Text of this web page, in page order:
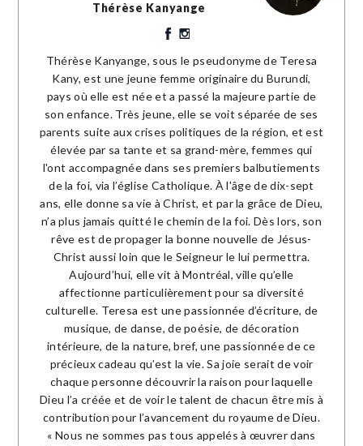
Thérèse Kanyange
Thérèse Kanyange, sous le pseudonyme de Teresa
Kany, est une jeune femme originaire du Burundi,
pays où elle est née et a passé la majeure partie de
son enfance. Très jeune, elle se voit séparée de ses
parents suite aux crises politiques de la région, et est
élevée par sa tante et sa grand-mère, femmes qui
l'ont accompagnée dans ses premiers balbutiements
de la foi, via l’église Catholique. À l'âge de dix-sept
ans, elle donne sa vie à Christ, et par la grâce de Dieu,
n’a plus jamais quitté le chemin de la foi. Dès lors, son
rêve est de propager la bonne nouvelle de Jésus-
Christ aussi loin que le Seigneur le lui permettra.
Aujourd’hui, elle vit à Montréal, ville qu’elle
affectionne particulièrement pour sa diversité
culturelle. Teresa est une passionnée d’écriture, de
musique, de danse, de poésie, de décoration
intérieure, de la nature, bref, une passionnée de ce
précieux cadeau qu’est la vie. Sa joie serait de voir
chaque personne découvrir la raison pour laquelle
Dieu l’a créée et de voir le talent de chacun être mis à
contribution pour l’avancement du royaume de Dieu.
« Nous ne sommes pas tous appelés à œuvrer dans